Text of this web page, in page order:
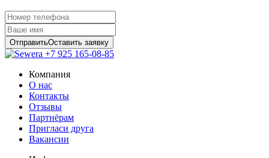
Отправить Оставить заявку
+7 925 165-08-85
Компания
О нас
Контакты
Отзывы
Партнёрам
Пригласи друга
Вакансии